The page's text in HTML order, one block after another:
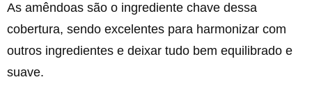
As amêndoas são o ingrediente chave dessa
cobertura, sendo excelentes para harmonizar com
outros ingredientes e deixar tudo bem equilibrado e
suave.